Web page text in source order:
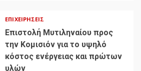
ΕΠΙΧΕΙΡΉΣΕΙΣ
Επιστολή Μυτιληναίου προς
την Κομισιόν για το υψηλό
κόστος ενέργειας και πρώτων
υλών